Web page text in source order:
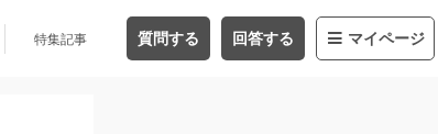
特集記事 質問する 回答する マイページ